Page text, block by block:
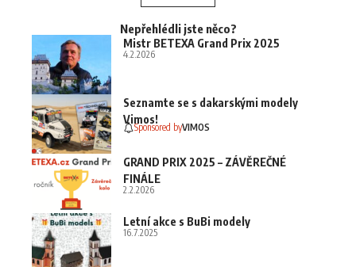
Nepřehlédli jste něco?
Mistr BETEXA Grand Prix 2025
4.2.2026
Seznamte se s dakarskými modely
Vimos!
Sponsored byVIMOS
GRAND PRIX 2025 – ZÁVĚREČNÉ
FINÁLE
2.2.2026
Letní akce s BuBi modely
16.7.2025